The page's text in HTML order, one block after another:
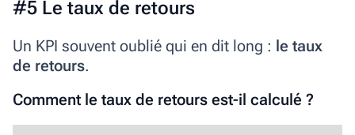
#5 Le taux de retours
Un KPI souvent oublié qui en dit long : le taux
de retours.
Comment le taux de retours est-il calculé ?